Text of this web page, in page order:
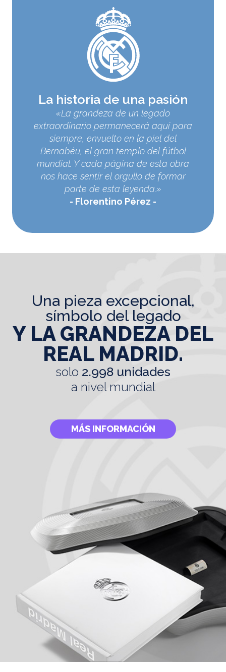
La historia de una pasión
«La grandeza de un legado
extraordinario permanecerá aquí para
siempre, envuelto en la piel del
Bernabéu, el gran templo del fútbol
mundial. Y cada página de esta obra
nos hace sentir el orgullo de formar
parte de esta leyenda.»
Florentino Pérez
una pieza excepcional,
símbolo del legado
Y LA GRANDEZA DEL
REAL MADRID.
solo 2.998 unidades
a nivel mundial
MÁS INFORMACIÓN